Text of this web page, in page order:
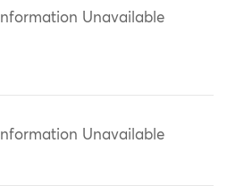
Information Unavailable
Information Unavailable